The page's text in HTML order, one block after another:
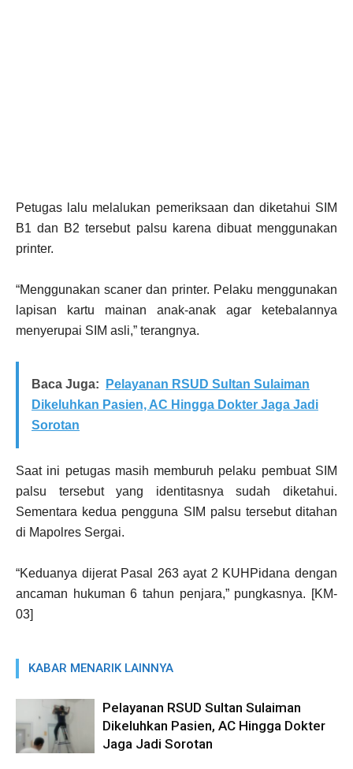
Petugas lalu melalukan pemeriksaan dan diketahui SIM
B1 dan B2 tersebut palsu karena dibuat menggunakan
printer.
“Menggunakan scaner dan printer. Pelaku menggunakan
lapisan kartu mainan anak-anak agar ketebalannya
menyerupai SIM asli,” terangnya.
Baca Juga:
Pelayanan RSUD Sultan Sulaiman
Dikeluhkan Pasien, AC Hingga Dokter Jaga Jadi
Sorotan
Saat ini petugas masih memburuh pelaku pembuat SIM
palsu tersebut yang identitasnya sudah diketahui.
Sementara kedua pengguna SIM palsu tersebut ditahan
di Mapolres Sergai.
“Keduanya dijerat Pasal 263 ayat 2 KUHPidana dengan
ancaman hukuman 6 tahun penjara,” pungkasnya. [KM-
03]
KABAR MENARIK LAINNYA
Pelayanan RSUD Sultan Sulaiman
Dikeluhkan Pasien, AC Hingga Dokter
Jaga Jadi Sorotan